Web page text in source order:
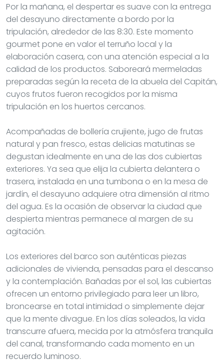
Por la mañana, el despertar es suave con la entrega
del desayuno directamente a bordo por la
tripulación, alrededor de las 8:30. Este momento
gourmet pone en valor el terruño local y la
elaboración casera, con una atención especial a la
calidad de los productos. Saboreará mermeladas
preparadas según la receta de la abuela del Capitán,
cuyos frutos fueron recogidos por la misma
tripulación en los huertos cercanos.
Acompañadas de bollería crujiente, jugo de frutas
natural y pan fresco, estas delicias matutinas se
degustan idealmente en una de las dos cubiertas
exteriores. Ya sea que elija la cubierta delantera o
trasera, instalada en una tumbona o en la mesa de
jardín, el desayuno adquiere otra dimensión al ritmo
del agua. Es la ocasión de observar la ciudad que
despierta mientras permanece al margen de su
agitación.
Los exteriores del barco son auténticas piezas
adicionales de vivienda, pensadas para el descanso
y la contemplación. Bañadas por el sol, las cubiertas
ofrecen un entorno privilegiado para leer un libro,
broncearse en total intimidad o simplemente dejar
que la mente divague. En los días soleados, la vida
transcurre afuera, mecida por la atmósfera tranquila
del canal, transformando cada momento en un
recuerdo luminoso.